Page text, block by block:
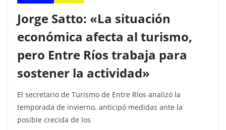
Jorge Satto: «La situación
económica afecta al turismo,
pero Entre Ríos trabaja para
sostener la actividad»
El secretario de Turismo de Entre Ríos analizó la
temporada de invierno, anticipó medidas ante la
posible crecida de los